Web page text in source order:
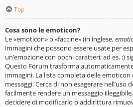
Top
Cosa sono le emoticon?
Le «emoticon» o «faccine» (in inglese,
immagini che possono essere usate per
un’emozione con pochi caratteri; ad es. :)
Questo Forum trasforma
immagini. La lista completa delle emoticon
messaggi. Cerca di non esagerare nell’uso
facilmente rendere un messaggio
decidere di modificarlo o addirittura